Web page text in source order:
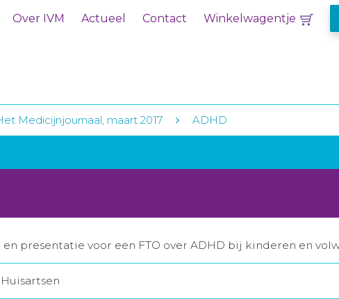
Over IVM Actueel Contact Winkelwagentje
Medicijnjournaal, maart 2017 ADHD
en presentatie voor een FTO over ADHD bij kinderen en